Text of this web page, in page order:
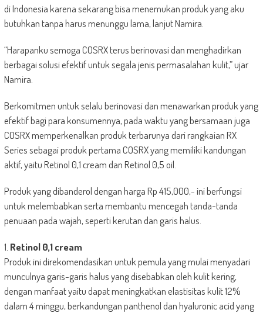
di Indonesia karena sekarang bisa menemukan produk yang aku
butuhkan tanpa harus menunggu lama, lanjut Namira.
“Harapanku semoga COSRX terus berinovasi dan menghadirkan
berbagai solusi efektif untuk segala jenis permasalahan kulit,” ujar
Namira.
Berkomitmen untuk selalu berinovasi dan menawarkan produk yang
efektif bagi para konsumennya, pada waktu yang bersamaan juga
COSRX memperkenalkan produk terbarunya dari rangkaian RX
Series sebagai produk pertama COSRX yang memiliki kandungan
aktif, yaitu Retinol 0,1 cream dan Retinol 0,5 oil.
Produk yang dibanderol dengan harga Rp 415,000,- ini berfungsi
untuk melembabkan serta membantu mencegah tanda-tanda
penuaan pada wajah, seperti kerutan dan garis halus.
1. Retinol 0,1 cream
Produk ini direkomendasikan untuk pemula yang mulai menyadari
munculnya garis-garis halus yang disebabkan oleh kulit kering,
dengan manfaat yaitu dapat meningkatkan elastisitas kulit 12%
dalam 4 minggu, berkandungan panthenol dan hyaluronic acid yang